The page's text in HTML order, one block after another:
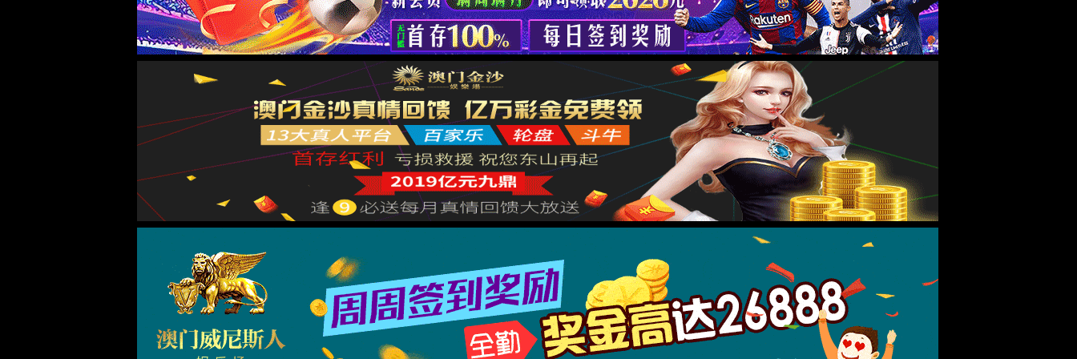
返回网站首页
基于ISHUTIME 架构为您提供快速安全高效的用户体验 Powered by 拾趣网络